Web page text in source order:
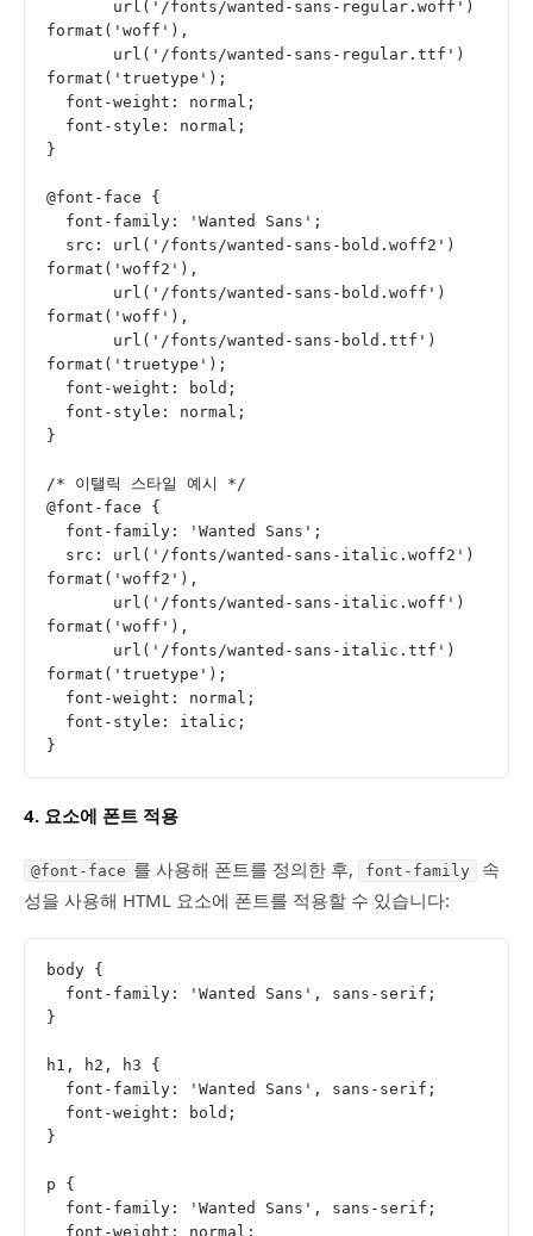
format('woff'),
format('truetype');
  font-weight: normal;
  font-style: normal;
}
@font-face {
  font-family: 'Wanted Sans';
format('woff2'),
format('woff'),
format('truetype');
  font-weight: bold;
  font-style: normal;
}
/* 이탤릭 스타일 예시 */
@font-face {
  font-family: 'Wanted Sans';
format('woff2'),
format('woff'),
format('truetype');
  font-weight: normal;
  font-style: italic;
}
4. 요소에 폰트 적용
@font-face 를 사용해 폰트를 정의한 후, font-family
속
성을 사용해 HTML 요소에 폰트를 적용할 수 있습니다:
body {
  font-family: 'Wanted Sans', sans-serif;
}
h1, h2, h3 {
  font-family: 'Wanted Sans', sans-serif;
  font-weight: bold;
}
p {
  font-family: 'Wanted Sans', sans-serif;
  font-weight: normal;